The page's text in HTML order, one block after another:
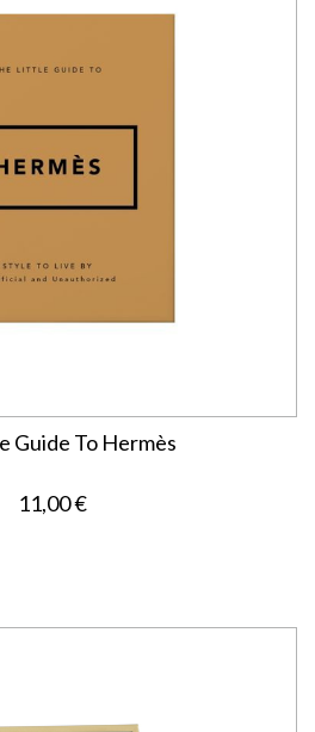
Guide To Hermès
11,00 €